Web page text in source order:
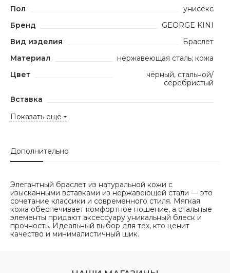
Пол
унисекс
Бренд
GEORGE KINI
Вид изделия
Браслет
Материал
нержавеющая сталь; кожа
Цвет
чёрный, стальной/
серебристый
Вставка
Показать ещё
Дополнительно
Элегантный браслет из натуральной кожи с
изысканными вставками из нержавеющей стали — это
сочетание классики и современного стиля. Мягкая
кожа обеспечивает комфортное ношение, а стальные
элементы придают аксессуару уникальный блеск и
прочность. Идеальный выбор для тех, кто ценит
качество и минималистичный шик.